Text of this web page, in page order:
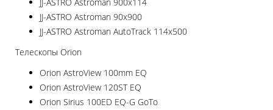
JJ-ASTRO Astroman 90x900
JJ-ASTRO Astroman AutoTrack 114x500
Телескопы Orion
Orion AstroView 100mm EQ
Orion AstroView 120ST EQ
Orion Sirius 100ED EQ-G GoTo